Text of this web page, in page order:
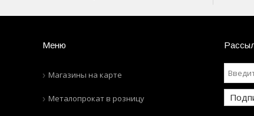
Меню
Магазины на карте
Металопрокат в розницу